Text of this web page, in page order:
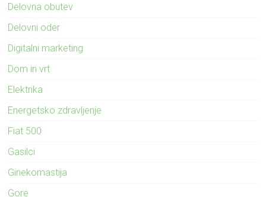
Delovna obutev
Delovni oder
Digitalni marketing
Dom in vrt
Elektrika
Energetsko zdravljenje
Fiat 500
Gasilci
Ginekomastija
Gore